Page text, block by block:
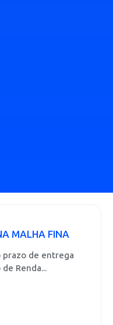
MALHA FINA
prazo de entrega
Renda...